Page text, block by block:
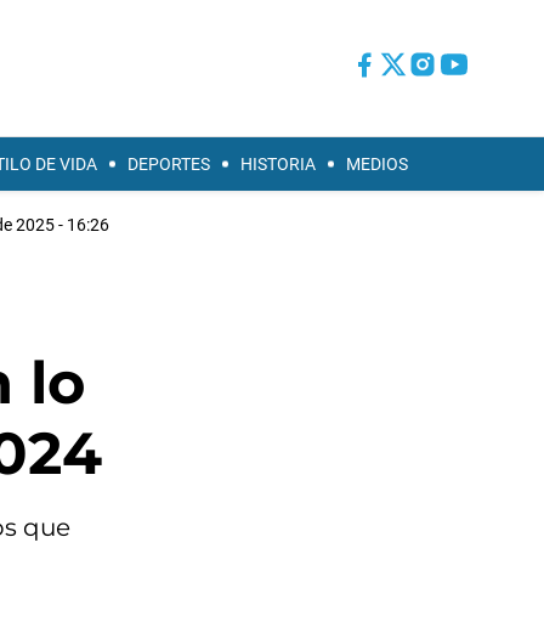
DE VIDA DEPORTES HISTORIA MEDIOS
2025 - 16:26
lo
que